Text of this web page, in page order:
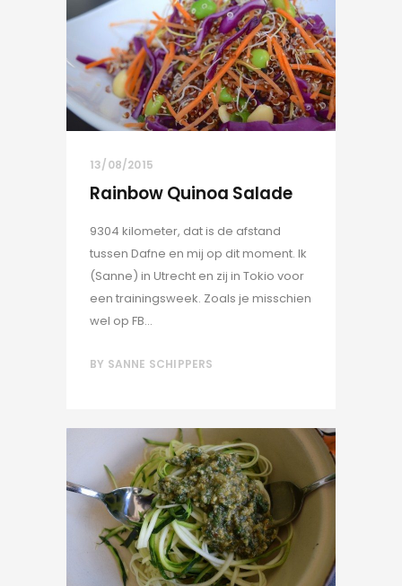
13/08/2015
Rainbow Quinoa Salade
9304 kilometer, dat is de afstand
tussen Dafne en mij op dit moment. Ik
(Sanne) in Utrecht en zij in Tokio voor
een trainingsweek. Zoals je misschien
wel op FB...
BY SANNE SCHIPPERS